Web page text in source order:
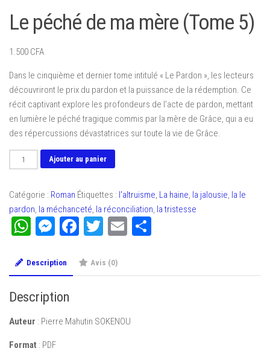
Le péché de ma mère (Tome 5)
1.500 CFA
Dans le cinquième et dernier tome intitulé « Le Pardon », les lecteurs
découvriront le prix du pardon et la puissance de la rédemption. Ce
récit captivant explore les profondeurs de l’acte de pardon, mettant
en lumière le péché tragique commis par la mère de Grâce, qui a eu
des répercussions dévastatrices sur toute la vie de Grâce.
quantité
de
péché
de
ma
(Tome
Ajouter au panier
Catégorie : Roman Étiquettes : l'altruisme, La haine, la jalousie, la le
pardon, la méchanceté, la réconciliation, la tristesse
WhatsApp
Messenger
Facebook
Twitter
Email
Description Avis (0)
Description
Auteur : Pierre Mahutin SOKENOU
Format : PDF